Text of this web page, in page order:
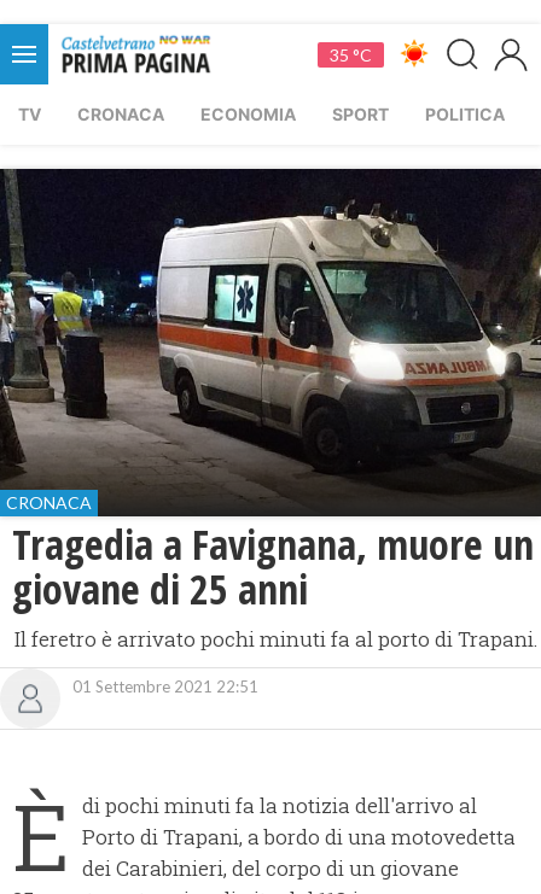
35 °C
TV CRONACA ECONOMIA SPORT POLITICA
CRONACA
​Tragedia a Favignana, muore un
giovane di 25 anni
Il feretro è arrivato pochi minuti fa al porto di Trapani.
01 Settembre 2021 22:51
È
di pochi minuti fa la notizia dell'arrivo al
Porto di Trapani, a bordo di una motovedetta
dei Carabinieri, del corpo di un giovane